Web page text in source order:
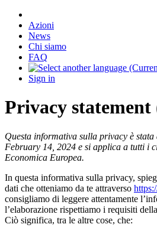
Azioni
News
Chi siamo
FAQ
Sign in
Privacy statement
Questa informativa sulla privacy è
February 14, 2024 e si applica a tutti i
Economica Europea.
In questa informativa sulla privacy,
dati che otteniamo da te attraverso
consigliamo di leggere attentamente
l’elaborazione rispettiamo i requisiti
Ciò significa, tra le altre cose, che: